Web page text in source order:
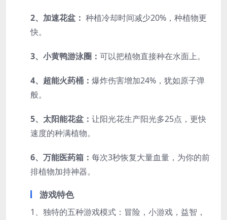
2、加速花盆： 种植冷却时间减少20%，种植物更
快。
3、小黄鸭游泳圈： 可以把植物直接种在水面上。
4、超能火药桶： 爆炸伤害增加24%，犹如原子弹
般。
5、太阳能花盆： 让阳光花生产阳光多25点，更快
速度的种满植物。
6、万能医药箱： 每次3秒恢复大量血量，为你的前
排植物加持神器。
游戏特色
1、独特的五种游戏模式：冒险，小游戏，益智，